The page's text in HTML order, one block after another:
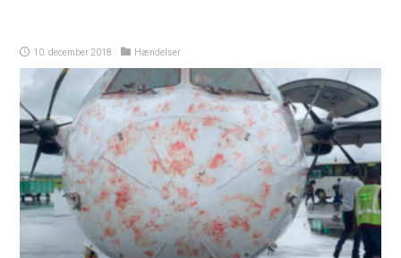
10. december 2018 Hændelser